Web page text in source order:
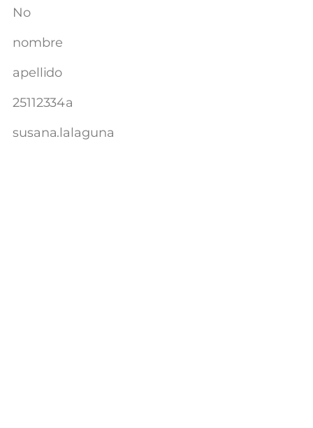
No
nombre
apellido
25112334a
susana.lalaguna